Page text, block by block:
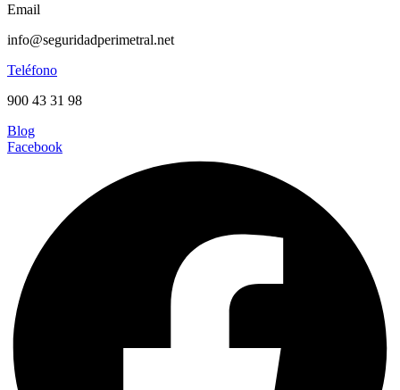
Email
info@seguridadperimetral.net
Teléfono
900 43 31 98
Blog
Facebook